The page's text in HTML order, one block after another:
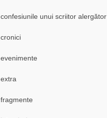
confesiunile unui scriitor alergător
cronici
evenimente
extra
fragmente